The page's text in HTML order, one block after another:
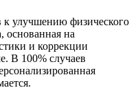
к улучшению физического
основанная на
и коррекции
В 100% случаев